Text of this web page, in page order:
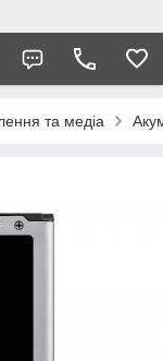
та медіа